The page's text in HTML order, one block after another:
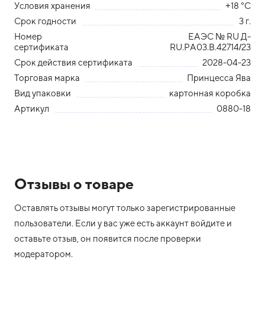
Условия хранения
+18 °С
Срок годности
3 г.
Номер
сертификата
ЕАЭС № RU Д-
RU.PA03.B.42714/23
Срок действия сертификата
2028-04-23
Торговая марка
Принцесса Ява
Вид упаковки
картонная коробка
Артикул
0880-18
Отзывы о товаре
Оставлять отзывы могут только зарегистрированные
пользователи. Если у вас уже есть аккаунт войдите и
оставьте отзыв, он появится после проверки
модератором.